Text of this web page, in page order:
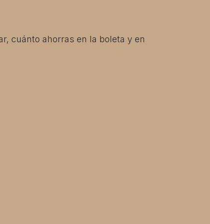
cuánto ahorras en la boleta y en